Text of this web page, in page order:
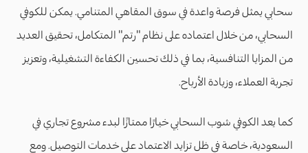
سحابي يمثل فرصة واعدة في سوق المقاهي المتنامي. يمكن للكوفي
السحابي، من خلال اعتماده على نظام "رتم" المتكامل، تحقيق العديد
من المزايا التنافسية، بما في ذلك تحسين الكفاءة التشغيلية، وتعزيز
تجربة العملاء، وزيادة الأرباح.
كما يعد الكوفي شوب السحابي خيارًا ممتازًا لبدء مشروع تجاري في
السعودية، خاصة في ظل تزايد الاعتماد على خدمات التوصيل. ومع